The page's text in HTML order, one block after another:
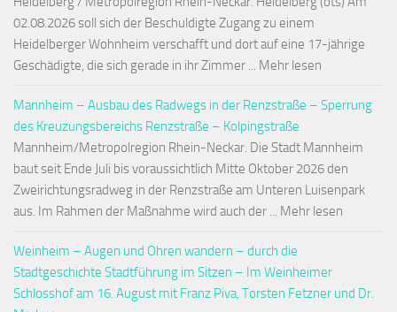
02.08.2026 soll sich der Beschuldigte Zugang zu einem
Heidelberger Wohnheim verschafft und dort auf eine 17-jährige
Geschädigte, die sich gerade in ihr Zimmer ... Mehr lesen
Mannheim – Ausbau des Radwegs in der Renzstraße – Sperrung
des Kreuzungsbereichs Renzstraße – Kolpingstraße
Mannheim/Metropolregion Rhein-Neckar. Die Stadt Mannheim
baut seit Ende Juli bis voraussichtlich Mitte Oktober 2026 den
Zweirichtungsradweg in der Renzstraße am Unteren Luisenpark
aus. Im Rahmen der Maßnahme wird auch der ... Mehr lesen
Weinheim – Augen und Ohren wandern – durch die
Stadtgeschichte Stadtführung im Sitzen – Im Weinheimer
Schlosshof am 16. August mit Franz Piva, Torsten Fetzner und Dr.